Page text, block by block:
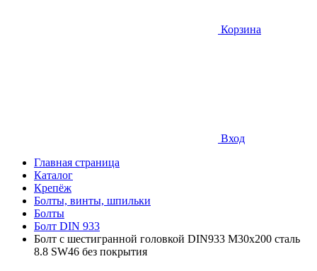
Корзина
Вход
Главная страница
Каталог
Крепёж
Болты, винты, шпильки
Болты
Болт DIN 933
Болт с шестигранной головкой DIN933 М30х200 сталь
8.8 SW46 без покрытия